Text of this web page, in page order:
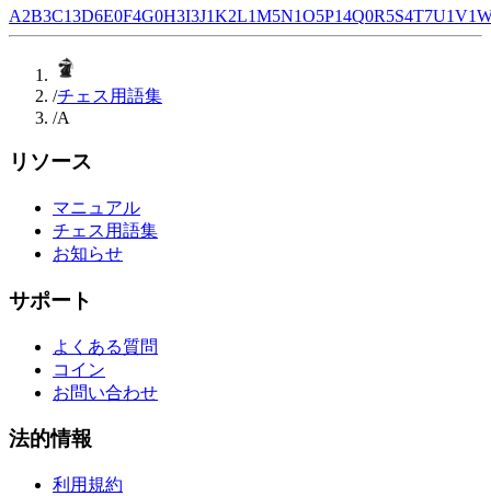
A2B3C13D6E0F4G0H3I3J1K2L1M5N1O5P14Q0R5S4T7U1V1
/チェス用語集
/A
リソース
マニュアル
チェス用語集
お知らせ
サポート
よくある質問
コイン
お問い合わせ
法的情報
利用規約